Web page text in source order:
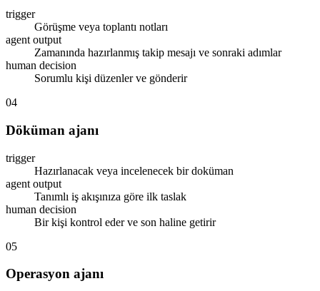
trigger
Görüşme veya toplantı notları
agent output
Zamanında hazırlanmış takip mesajı ve sonraki adımlar
human decision
Sorumlu kişi düzenler ve gönderir
04
Döküman ajanı
trigger
Hazırlanacak veya incelenecek bir doküman
agent output
Tanımlı iş akışınıza göre ilk taslak
human decision
Bir kişi kontrol eder ve son haline getirir
05
Operasyon ajanı